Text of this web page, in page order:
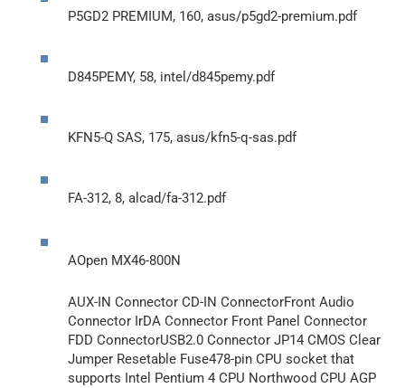
P5GD2 PREMIUM, 160, asus/p5gd2-premium.pdf
D845PEMY, 58, intel/d845pemy.pdf
KFN5-Q SAS, 175, asus/kfn5-q-sas.pdf
FA-312, 8, alcad/fa-312.pdf
AOpen MX46-800N
AUX-IN Connector CD-IN ConnectorFront Audio
Connector IrDA Connector Front Panel Connector
FDD ConnectorUSB2.0 Connector JP14 CMOS Clear
Jumper Resetable Fuse478-pin CPU socket that
supports Intel Pentium 4 CPU Northwood CPU AGP